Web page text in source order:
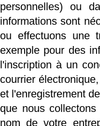
personnelles) ou
informations sont
ou effectuons une
exemple pour des
l'inscription à un
courrier
et l'enregistrement
que nous
nom de votre